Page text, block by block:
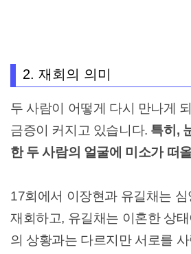
2. 재회의 의미
두 사람이 어떻게 다시 만나게
금증이 커지고 있습니다. 특히,
한 두 사람의 얼굴에 미소가 떠
17회에서 이장현과 유길채는
재회하고, 유길채는 이혼한 상
의 상황과는 다르지만 서로를